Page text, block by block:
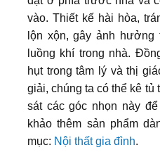
vào. Thiết kế hài hòa,
lộn xộn, gây ảnh
luồng khí trong nhà.
hụt trong tâm lý và thị
giải, chúng ta có thể kê tủ
sát các góc nhọn này
khảo thêm sản phẩm
mục: Nội thất gia đình.